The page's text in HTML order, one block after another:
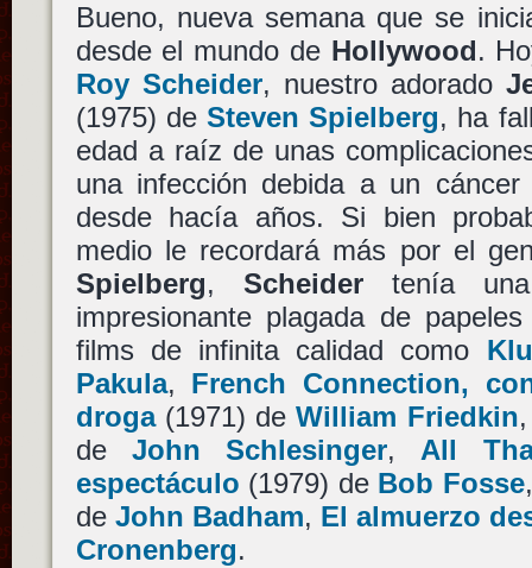
Bueno, nueva semana que se
desde el mundo de Hollywood.
Roy Scheider, nuestro adorado
(1975) de Steven Spielberg, ha
edad a raíz de unas
una infección debida a un
desde hacía años. Si bien
medio le recordará más por el
Spielberg, Scheidertenía una
impresionante plagada de
films de infinita calidad como
Pakula, French Connection,
droga(1971) deWilliam Friedkin
de John Schlesinger, All
espectáculo (1979) de Bob Fosse
de John Badham, El almuerzo
Cronenberg.